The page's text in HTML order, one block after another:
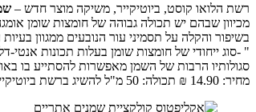
רשת הלואו קוסט, ביוטיקייר, משיקה מוצר חדש –
" -סוג ייחודי של חומצות שומן בעלות תכונות
סגולותיו הרבות של השמן מאפשרות להסתייע בו
מחיר: 14.90 ₪ תכולה: 50 מ"ל להשיג ברשת ביוטיקייר.